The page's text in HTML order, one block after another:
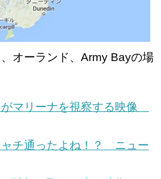
オーランド、Army Bayの場
がマリーナを視察する映像
チ通ったよね！？ ニュー